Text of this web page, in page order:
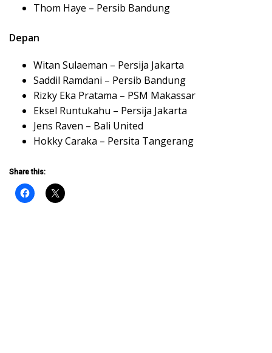
Thom Haye – Persib Bandung
Depan
Witan Sulaeman – Persija Jakarta
Saddil Ramdani – Persib Bandung
Rizky Eka Pratama – PSM Makassar
Eksel Runtukahu – Persija Jakarta
Jens Raven – Bali United
Hokky Caraka – Persita Tangerang
Share this: